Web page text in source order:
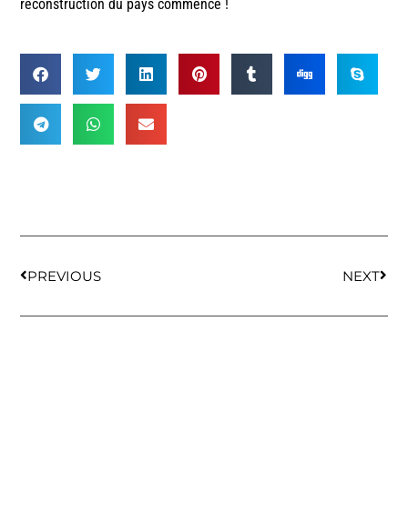
reconstruction du pays commence !
PREVIOUS NEXT